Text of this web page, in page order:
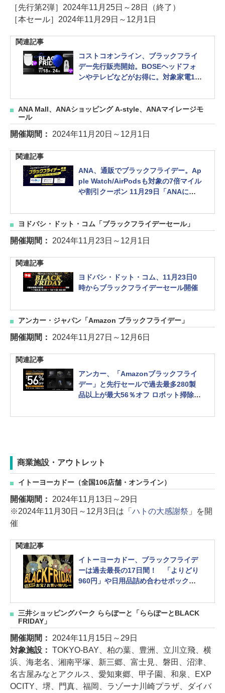
［先行第2弾］2024年11月25日～28日（終了）
［本セール］2024年11月29日～12月1日
関連記事
コストコオンライン、ブラックフライ
デー先行販売開始。BOSEヘッドフォ
ンやテレビなどがお得に。対象家電10
ANA Mall、ANAショッピング A-style、ANAマイレージモ
ール
開催期間： 2024年11月20日～12月1日
関連記事
ANA、通販でブラックフライデー。Ap
ple Watch/AirPodsも対象の7倍マイル
や割引クーポン 11月29日「ANAにキ
ヨドバシ・ドット・コム「ブラックフライデーセール」
開催期間： 2024年11月23日～12月1日
関連記事
ヨドバシ・ドット・コム、11月23日0
時からブラックフライデーセール開催
アンカー・ジャパン「Amazon ブラックフライデー」
開催期間： 2024年11月27日～12月6日
関連記事
アンカー、「Amazonブラックフライ
デー」と先行セールで過去最多280製
品以上が最大56％オフ ロボット掃除
ー/イヤホンなど
商業施設・アウトレット
イトーヨーカドー（全国106店舗・オンライン）
開催期間： 2024年11月13日～29日
※2024年11月30日～12月3日は「 ハトの大感謝祭 」を開
催
関連記事
イトーヨーカドー、ブラックフライデ
ーは過去最長の17日間！ 「よりどり
960円」や日用品詰め合わせボック
三井ショッピングパーク ららぽーと「ららぽーとBLACK
FRIDAY」
開催期間： 2024年11月15日～29日
対象施設： TOKYO-BAY、柏の葉、豊洲、立川立飛、横
浜、海老名、湘南平塚、新三郷、富士見、磐田、沼津、
名古屋みなとアクルス、愛知東郷、甲子園、和泉、EXP
OCITY、堺、門真、福岡、ラゾーナ川崎プラザ、ダイバ